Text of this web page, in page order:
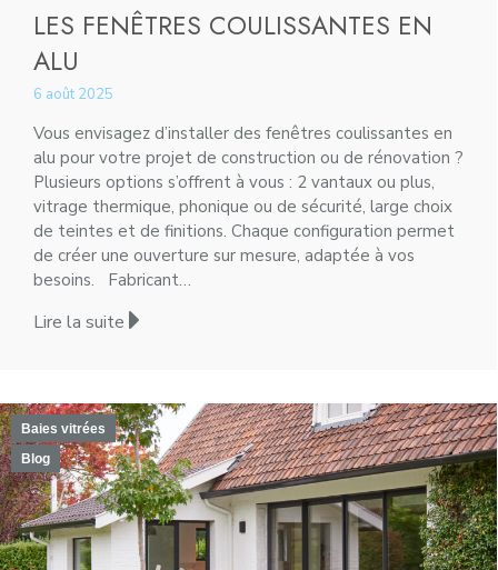
LES FENÊTRES COULISSANTES EN
ALU
6 août 2025
Vous envisagez d’installer des fenêtres coulissantes en
alu pour votre projet de construction ou de rénovation ?
Plusieurs options s’offrent à vous : 2 vantaux ou plus,
vitrage thermique, phonique ou de sécurité, large choix
de teintes et de finitions. Chaque configuration permet
de créer une ouverture sur mesure, adaptée à vos
besoins. Fabricant…
Lire la suite
Baies vitrées
Blog